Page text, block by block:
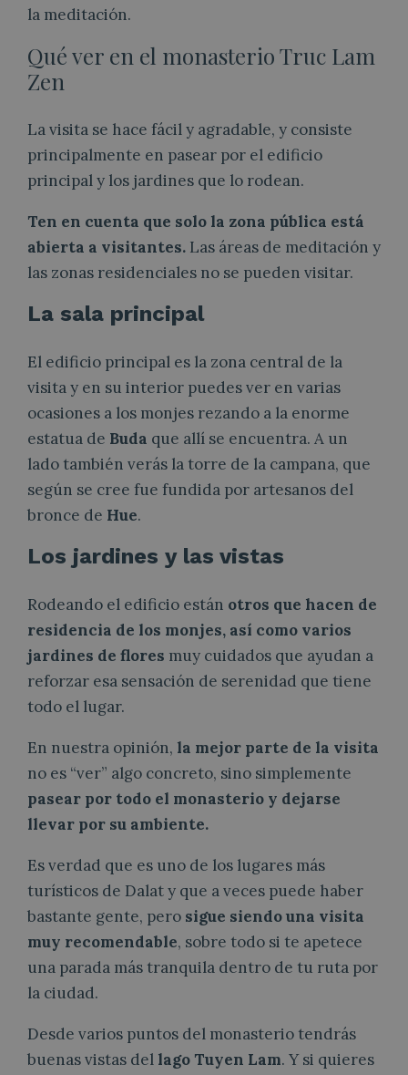
la meditación.
Qué ver en el monasterio Truc Lam
Zen
La visita se hace fácil y agradable, y consiste
principalmente en pasear por el edificio
principal y los jardines que lo rodean.
Ten en cuenta que solo la zona pública está
abierta a visitantes. Las áreas de meditación y
las zonas residenciales no se pueden visitar.
La sala principal
El edificio principal es la zona central de la
visita y en su interior puedes ver en varias
ocasiones a los monjes rezando a la enorme
estatua de Buda que allí se encuentra. A un
lado también verás la torre de la campana, que
según se cree fue fundida por artesanos del
bronce de Hue.
Los jardines y las vistas
Rodeando el edificio están otros que hacen de
residencia de los monjes, así como varios
jardines de flores muy cuidados que ayudan a
reforzar esa sensación de serenidad que tiene
todo el lugar.
En nuestra opinión, la mejor parte de la visita
no es “ver” algo concreto, sino simplemente
pasear por todo el monasterio y dejarse
llevar por su ambiente.
Es verdad que es uno de los lugares más
turísticos de Dalat y que a veces puede haber
bastante gente, pero sigue siendo una visita
muy recomendable, sobre todo si te apetece
una parada más tranquila dentro de tu ruta por
la ciudad.
Desde varios puntos del monasterio tendrás
buenas vistas del lago Tuyen Lam. Y si quieres